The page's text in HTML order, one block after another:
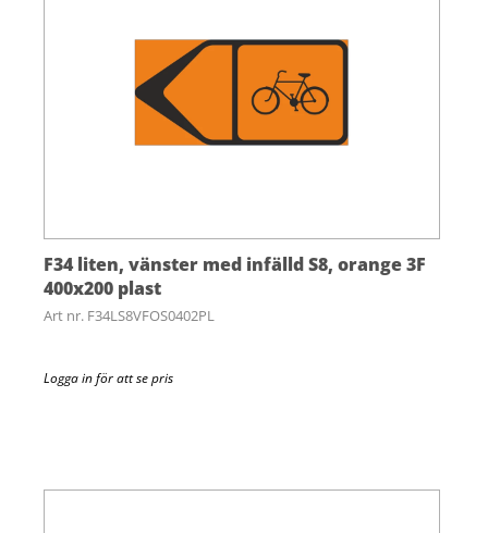
F34 liten, vänster med infälld S8, orange 3F
400x200 plast
Art nr. F34LS8VFOS0402PL
Logga in för att se pris